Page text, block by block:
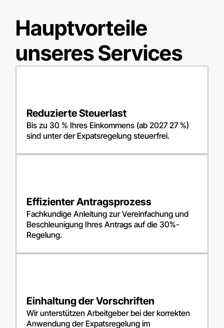
Hauptvorteile
unseres Services
Reduzierte Steuerlast
Bis zu 30 % Ihres Einkommens (ab 2027 27 %)
sind unter der Expatsregelung steuerfrei.
Effizienter Antragsprozess
Fachkundige Anleitung zur Vereinfachung und
Beschleunigung Ihres Antrags auf die 30%-
Regelung.
Einhaltung der Vorschriften
Wir unterstützen Arbeitgeber bei der korrekten
Anwendung der Expatsregelung im